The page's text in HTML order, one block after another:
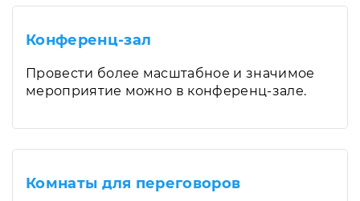
Конференц-зал
Провести более масштабное и значимое
мероприятие можно в конференц-зале.
Комнаты для переговоров